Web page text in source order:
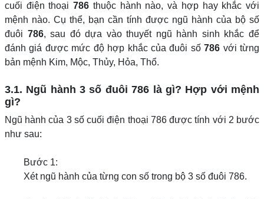
cuối điện thoại786 thuộc hành nào, và hợp hay khắc với
mệnh nào. Cụ thể, bạn cần tính được ngũ hành của bộ số
đuôi 786, sau đó dựa vào thuyết ngũ hành sinh khắc để
đánh giá được mức độ hợp khắc của đuôi số786 với từng
bản mệnh Kim, Mộc, Thủy, Hỏa, Thổ.
3.1. Ngũ hành 3 số đuôi 786 là gì? Hợp với mệnh
gì?
Ngũ hành của 3 số cuối điện thoại 786 được tính với 2 bước
như sau:
Bước 1:
Xét ngũ hành của từng con số trong bộ 3 số đuôi 786.